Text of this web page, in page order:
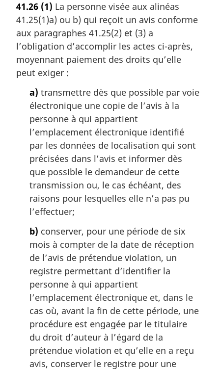
t
e
m
a
g
i
41.26 (1) La personne visée aux alinéas
41.25(1)a) ou b) qui reçoit un avis conforme
aux paragraphes 41.25(2) et (3) a
l’obligation d’accomplir les actes ci-après,
moyennant paiement des droits qu’elle
peut exiger :
a) transmettre dès que possible par voie
électronique une copie de l’avis à la
personne à qui appartient
l’emplacement électronique identifié
par les données de localisation qui sont
précisées dans l’avis et informer dès
que possible le demandeur de cette
transmission ou, le cas échéant, des
raisons pour lesquelles elle n’a pas pu
l’effectuer;
b) conserver, pour une période de six
mois à compter de la date de réception
de l’avis de prétendue violation, un
registre permettant d’identifier la
personne à qui appartient
l’emplacement électronique et, dans le
cas où, avant la fin de cette période, une
procédure est engagée par le titulaire
du droit d’auteur à l’égard de la
prétendue violation et qu’elle en a reçu
avis, conserver le registre pour une